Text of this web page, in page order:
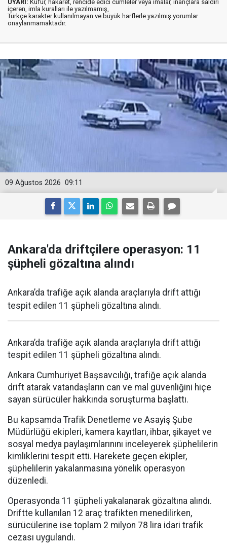
UYARI: Küfür, hakaret, rencide edici cümleler veya imalar, inançlara saldırı
içeren, imla kuralları ile yazılmamış,
Türkçe karakter kullanılmayan ve büyük harflerle yazılmış yorumlar
onaylanmamaktadır.
09:11
09 Ağustos 2026
Ankara'da driftçilere operasyon: 11
şüpheli gözaltına alındı
Ankara’da trafiğe açık alanda araçlarıyla drift attığı
tespit edilen 11 şüpheli gözaltına alındı.
Ankara’da trafiğe açık alanda araçlarıyla drift attığı
tespit edilen 11 şüpheli gözaltına alındı.
Ankara Cumhuriyet Başsavcılığı, trafiğe açık alanda
drift atarak vatandaşların can ve mal güvenliğini hiçe
sayan sürücüler hakkında soruşturma başlattı.
Bu kapsamda Trafik Denetleme ve Asayiş Şube
Müdürlüğü ekipleri, kamera kayıtları, ihbar, şikayet ve
sosyal medya paylaşımlarınını inceleyerek şüphelilerin
kimliklerini tespit etti. Harekete geçen ekipler,
şüphelilerin yakalanmasına yönelik operasyon
düzenledi.
Operasyonda 11 şüpheli yakalanarak gözaltına alındı.
Driftte kullanılan 12 araç trafikten menedilirken,
sürücülerine ise toplam 2 milyon 78 lira idari trafik
cezası uygulandı.